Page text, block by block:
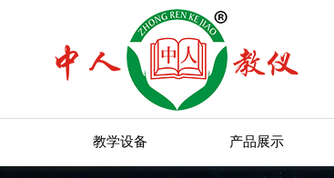
教学设备 产品展示